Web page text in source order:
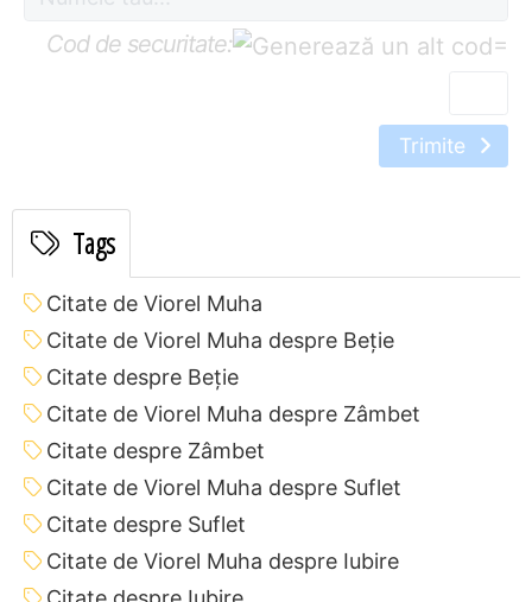
Cod de securitate: =
Trimite
Tags
Citate de Viorel Muha
Citate de Viorel Muha despre Beție
Citate despre Beție
Citate de Viorel Muha despre Zâmbet
Citate despre Zâmbet
Citate de Viorel Muha despre Suflet
Citate despre Suflet
Citate de Viorel Muha despre Iubire